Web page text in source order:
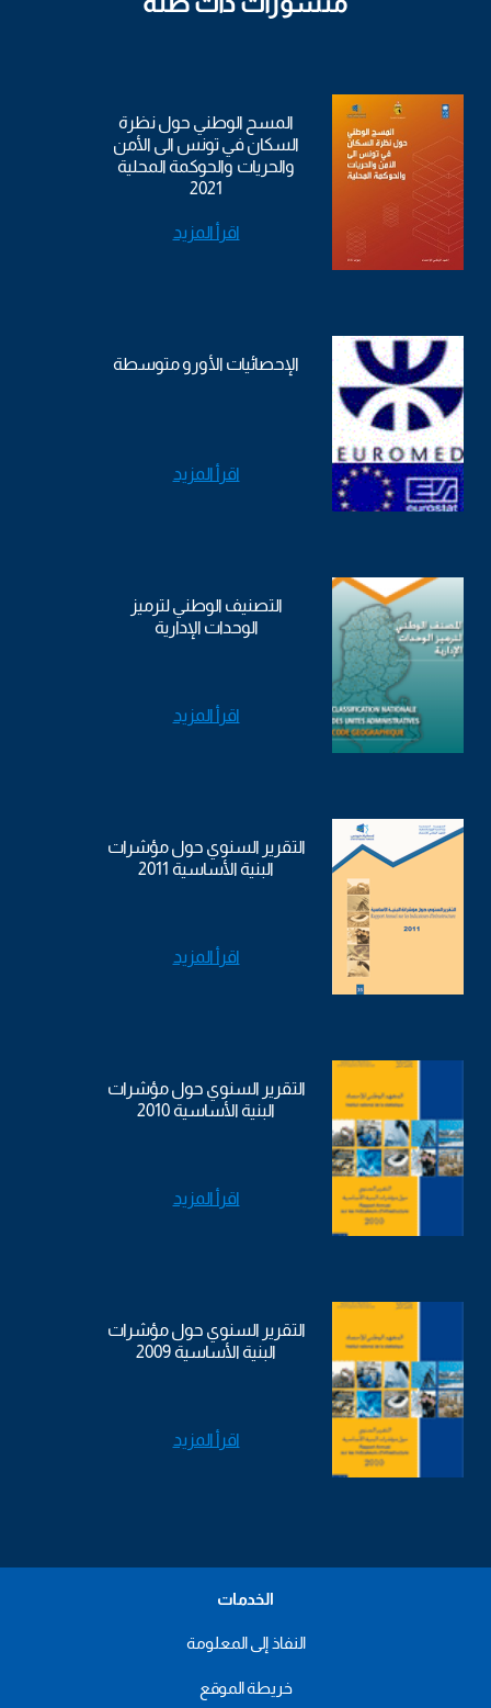
المسح الوطني حول نظرة
السكان في تونس الى الأمن
والحريات والحوكمة المحلية
2021
اقرأ المزيد
الإحصائيات الأورو متوسطة
اقرأ المزيد
التصنيف الوطني لترميز
الوحدات الإدارية
اقرأ المزيد
التقرير السنوي حول مؤشرات
البنية الأساسية 2011
اقرأ المزيد
التقرير السنوي حول مؤشرات
البنية الأساسية 2010
اقرأ المزيد
التقرير السنوي حول مؤشرات
البنية الأساسية 2009
اقرأ المزيد
الخدمات
النفاذ إلى المعلومة
خريطة الموقع